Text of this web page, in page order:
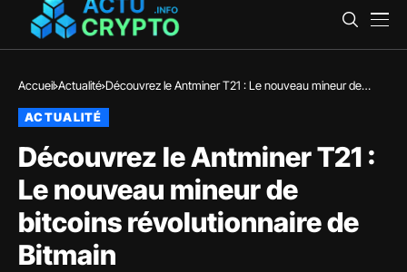
Accueil Actualité Découvrez le Antminer T21 : Le nouveau mineur de
ACTUALITÉ
Découvrez le Antminer T21 :
Le nouveau mineur de
bitcoins révolutionnaire de
Bitmain